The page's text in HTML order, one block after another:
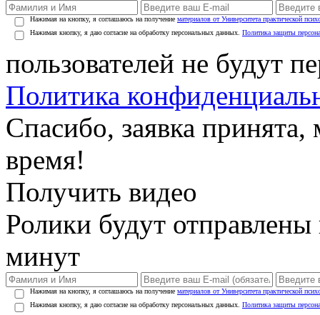
Нажимая на кнопку, я соглашаюсь на получение материалов от Университета практической
Нажимая кнопку, я даю согласие на обработку персональных данных. Политика защиты
пользователей не будут
Политика
Спасибо, заявка
время!
Получить видео
Ролики будут
минут
Нажимая на кнопку, я соглашаюсь на получение материалов от Университета практической
Нажимая кнопку, я даю согласие на обработку персональных данных. Политика защиты